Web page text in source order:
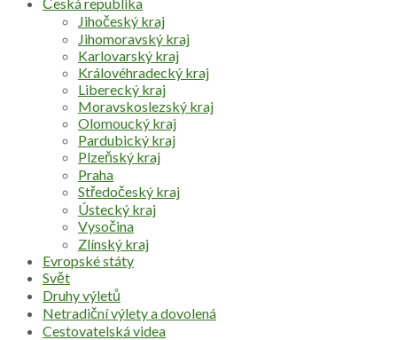
Jihočeský kraj
Jihomoravský kraj
Karlovarský kraj
Královéhradecký kraj
Liberecký kraj
Moravskoslezský kraj
Olomoucký kraj
Pardubický kraj
Plzeňský kraj
Praha
Středočeský kraj
Ústecký kraj
Vysočina
Zlínský kraj
Evropské státy
Svět
Druhy výletů
Netradiční výlety a dovolená
Cestovatelská videa